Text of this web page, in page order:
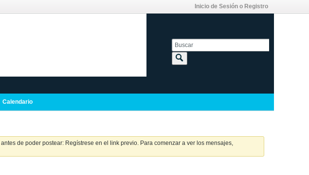
Inicio de Sesión o Registro
Calendario
antes de poder postear: Regístrese en el link previo. Para comenzar a ver los mensajes,